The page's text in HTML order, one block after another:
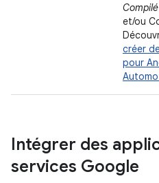
et/ou
créer
pour
Intégrer des
services Google